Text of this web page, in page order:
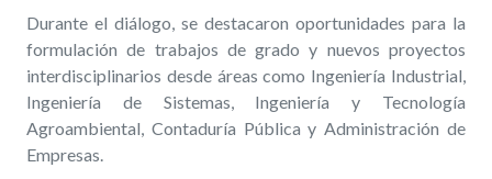
Durante el diálogo, se destacaron oportunidades para la
formulación de trabajos de grado y nuevos proyectos
interdisciplinarios desde áreas como Ingeniería Industrial,
Ingeniería de Sistemas, Ingeniería y Tecnología
Agroambiental, Contaduría Pública y Administración de
Empresas.